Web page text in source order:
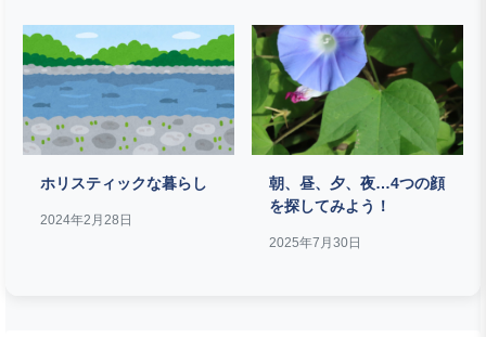
ホリスティックな暮らし
2024年2月28日
朝、昼、夕、夜…4つの顔
を探してみよう！
2025年7月30日